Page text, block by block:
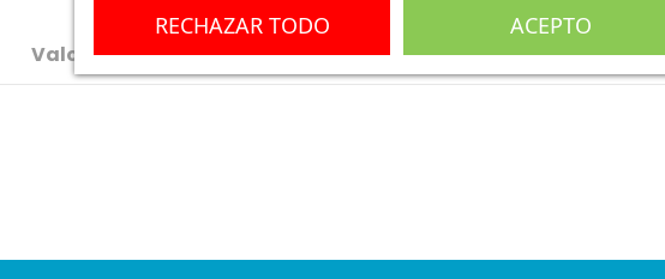
Valoraciones(0)
RECHAZAR TODO ACEPTO